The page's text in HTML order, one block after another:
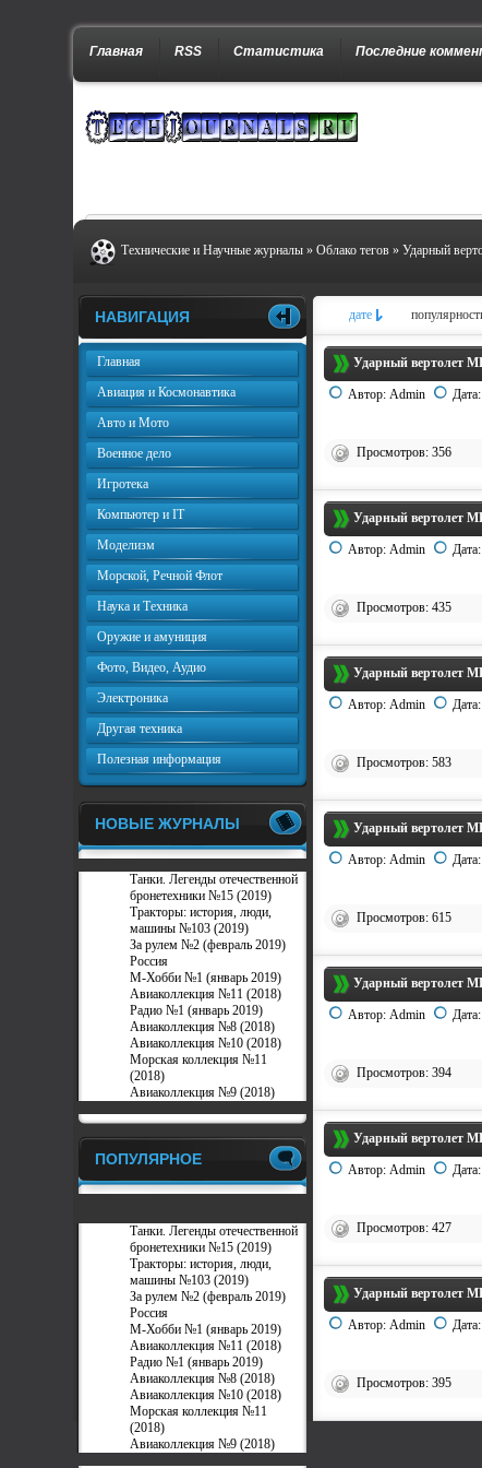
Главная RSS Статистика Последние
Технические и Научные журналы »Облако тегов » Ударный
дате
Ударный вертолет
Автор:Admin
Просмотров: 356
Ударный вертолет
Автор:Admin
Просмотров: 435
Ударный вертолет
Автор:Admin Дата:
Просмотров: 583
Ударный вертолет
Автор:Admin
Просмотров: 615
Ударный вертолет
Автор:Admin
Просмотров: 394
Ударный вертолет
Автор:Admin
Просмотров: 427
Ударный вертолет
Автор:Admin
Просмотров: 395
НАВИГАЦИЯ
Главная
Авиация и Космонавтика
Авто и Мото
Военное дело
Игротека
Компьютер и IT
Моделизм
Морской, Речной Флот
Наука и Техника
Оружие и амуниция
Фото, Видео, Аудио
Электроника
Другая техника
Полезная информация
НОВЫЕ ЖУРНАЛЫ
Танки. Легенды отечественной
бронетехники №15 (2019)
Тракторы: история, люди,
машины №103 (2019)
За рулем №2 (февраль 2019)
Россия
М-Хобби №1 (январь 2019)
Авиаколлекция №11 (2018)
Радио №1 (январь 2019)
Авиаколлекция №8 (2018)
Авиаколлекция №10 (2018)
Морская коллекция №11
(2018)
Авиаколлекция №9 (2018)
ПОПУЛЯРНОЕ
Танки. Легенды отечественной
бронетехники №15 (2019)
Тракторы: история, люди,
машины №103 (2019)
За рулем №2 (февраль 2019)
Россия
М-Хобби №1 (январь 2019)
Авиаколлекция №11 (2018)
Радио №1 (январь 2019)
Авиаколлекция №8 (2018)
Авиаколлекция №10 (2018)
Морская коллекция №11
(2018)
Авиаколлекция №9 (2018)